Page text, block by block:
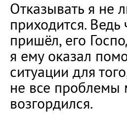
Отказывать я не
приходится.
пришёл, его
я ему оказал
ситуации для
не все проблемы
возгордился.